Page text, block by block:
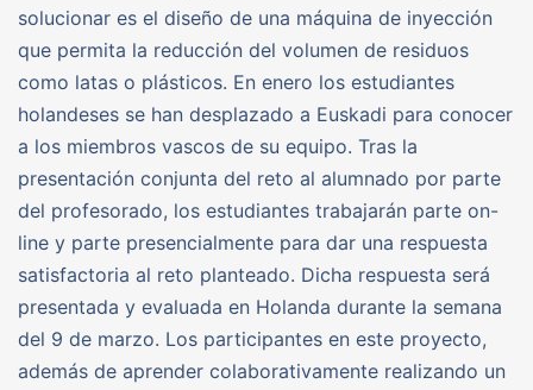
solucionar es el diseño de una máquina de inyección
que permita la reducción del volumen de residuos
como latas o plásticos. En enero los estudiantes
holandeses se han desplazado a Euskadi para conocer
a los miembros vascos de su equipo. Tras la
presentación conjunta del reto al alumnado por parte
del profesorado, los estudiantes trabajarán parte on-
line y parte presencialmente para dar una respuesta
satisfactoria al reto planteado. Dicha respuesta será
presentada y evaluada en Holanda durante la semana
del 9 de marzo. Los participantes en este proyecto,
además de aprender colaborativamente realizando un